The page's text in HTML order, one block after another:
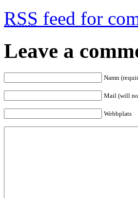
RSS feed for
Leave a
Namn
Mail (will
Webbplats